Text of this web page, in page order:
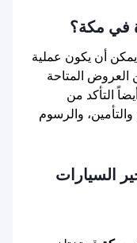
في مكة؟
يمكن أن يكون عملية
المتاحة
التأكد من
والرسوم
السيارات